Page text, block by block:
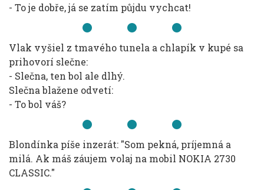
- To je dobře, já se zatím půjdu vychcat!
Vlak vyšiel z tmavého tunela a chlapík v kupé sa
prihovorí slečne:
- Slečna, ten bol ale dlhý.
Slečna blažene odvetí:
- To bol váš?
Blondínka píše inzerát: "Som pekná, príjemná a
milá. Ak máš záujem volaj na mobil NOKIA 2730
CLASSIC."